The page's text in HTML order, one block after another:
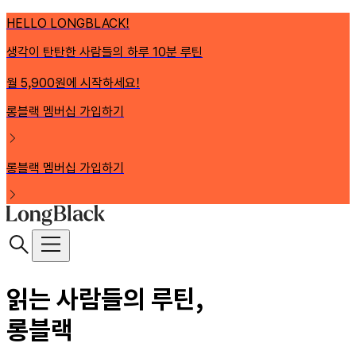
HELLO LONGBLACK!
생각이 탄탄한 사람들의 하루 10분 루틴
월 5,900원에 시작하세요!
롱블랙 멤버십 가입하기
롱블랙 멤버십 가입하기
읽는 사람들의 루틴,
롱블랙